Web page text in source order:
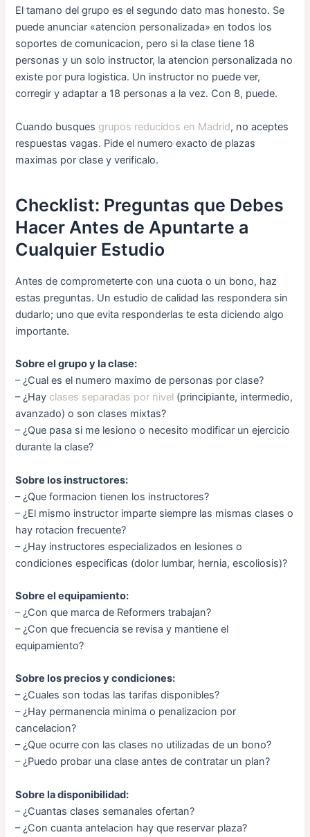
El tamano del grupo es el segundo dato mas honesto. Se
puede anunciar «atencion personalizada» en todos los
soportes de comunicacion, pero si la clase tiene 18
personas y un solo instructor, la atencion personalizada no
existe por pura logistica. Un instructor no puede ver,
corregir y adaptar a 18 personas a la vez. Con 8, puede.
Cuando busques grupos reducidos en Madrid, no aceptes
respuestas vagas. Pide el numero exacto de plazas
maximas por clase y verificalo.
Checklist: Preguntas que Debes
Hacer Antes de Apuntarte a
Cualquier Estudio
Antes de comprometerte con una cuota o un bono, haz
estas preguntas. Un estudio de calidad las respondera sin
dudarlo; uno que evita responderlas te esta diciendo algo
importante.
Sobre el grupo y la clase:
– ¿Cual es el numero maximo de personas por clase?
– ¿Hay clases separadas por nivel (principiante, intermedio,
avanzado) o son clases mixtas?
– ¿Que pasa si me lesiono o necesito modificar un ejercicio
durante la clase?
Sobre los instructores:
– ¿Que formacion tienen los instructores?
– ¿El mismo instructor imparte siempre las mismas clases o
hay rotacion frecuente?
– ¿Hay instructores especializados en lesiones o
condiciones especificas (dolor lumbar, hernia, escoliosis)?
Sobre el equipamiento:
– ¿Con que marca de Reformers trabajan?
– ¿Con que frecuencia se revisa y mantiene el
equipamiento?
Sobre los precios y condiciones:
– ¿Cuales son todas las tarifas disponibles?
– ¿Hay permanencia minima o penalizacion por
cancelacion?
– ¿Que ocurre con las clases no utilizadas de un bono?
– ¿Puedo probar una clase antes de contratar un plan?
Sobre la disponibilidad:
– ¿Cuantas clases semanales ofertan?
– ¿Con cuanta antelacion hay que reservar plaza?